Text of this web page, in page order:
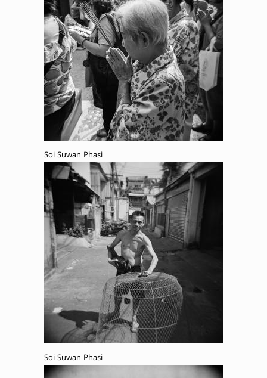
Soi Suwan Phasi
Soi Suwan Phasi